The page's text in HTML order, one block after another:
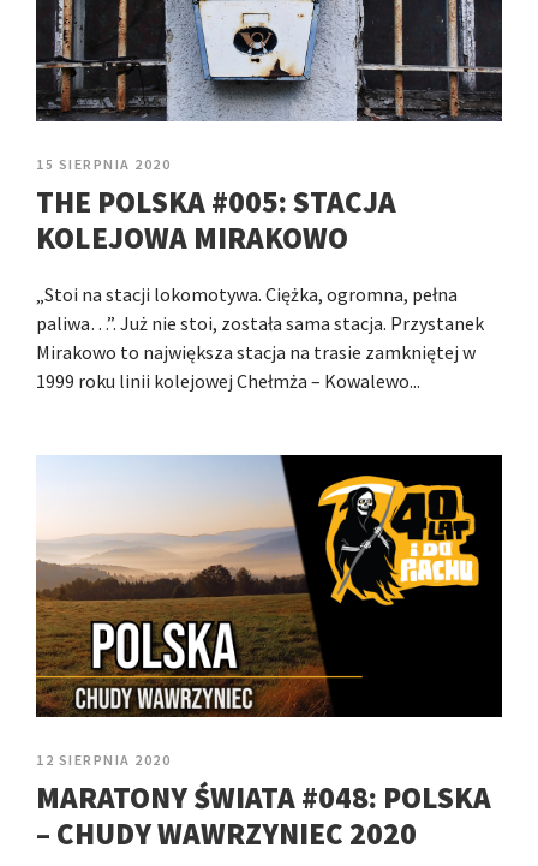
15 SIERPNIA 2020
THE POLSKA #005: STACJA
KOLEJOWA MIRAKOWO
„Stoi na stacji lokomotywa. Ciężka, ogromna, pełna
paliwa…”. Już nie stoi, została sama stacja. Przystanek
Mirakowo to największa stacja na trasie zamkniętej w
1999 roku linii kolejowej Chełmża – Kowalewo...
12 SIERPNIA 2020
MARATONY ŚWIATA #048: POLSKA
– CHUDY WAWRZYNIEC 2020